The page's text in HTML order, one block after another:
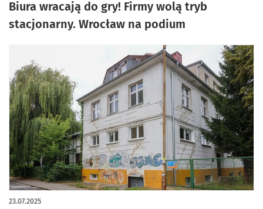
Biura wracają do gry! Firmy wolą tryb
stacjonarny. Wrocław na podium
23.07.2025